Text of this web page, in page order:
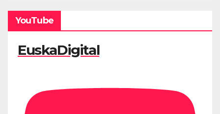
YouTube
EuskaDigital